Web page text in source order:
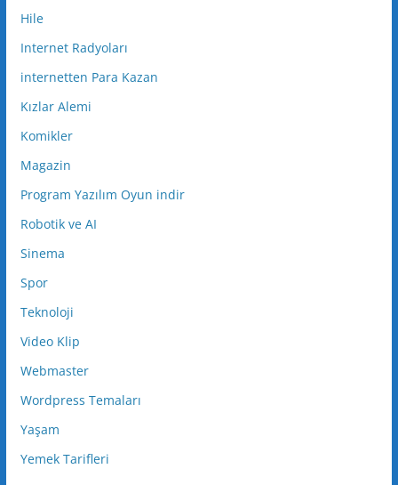
Hile
Internet Radyoları
internetten Para Kazan
Kızlar Alemi
Komikler
Magazin
Program Yazılım Oyun indir
Robotik ve AI
Sinema
Spor
Teknoloji
Video Klip
Webmaster
Wordpress Temaları
Yaşam
Yemek Tarifleri